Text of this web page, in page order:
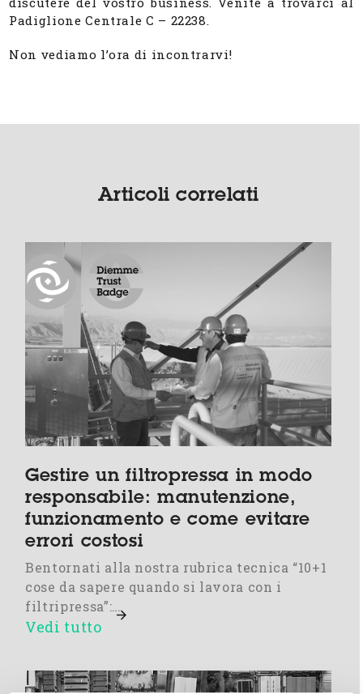
Padiglione Centrale C – 22238.
Non vediamo l’ora di incontrarvi!
Articoli correlati
Gestire un filtropressa in modo
responsabile: manutenzione,
funzionamento e come evitare
errori costosi
Bentornati alla nostra rubrica tecnica “10+1
cose da sapere quando si lavora con i
filtripressa”:…
Vedi tutto